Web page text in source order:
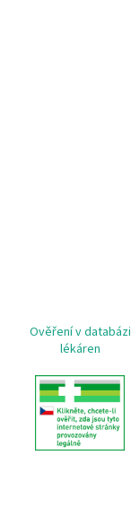
Ověření v databázi
lékáren